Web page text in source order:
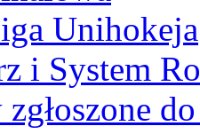
Unihokeja
i System